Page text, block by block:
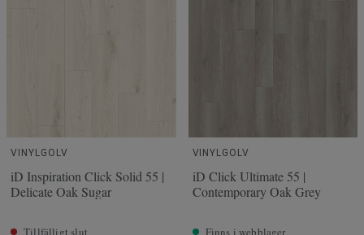
VINYLGOLV
iD Inspiration Click Solid 55 |
Delicate Oak Sugar
Tillfälligt slut
VINYLGOLV
iD Click Ultimate 55 |
Contemporary Oak Grey
Finns i webblager